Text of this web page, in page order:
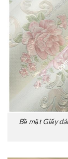
Bề mặt Giấy